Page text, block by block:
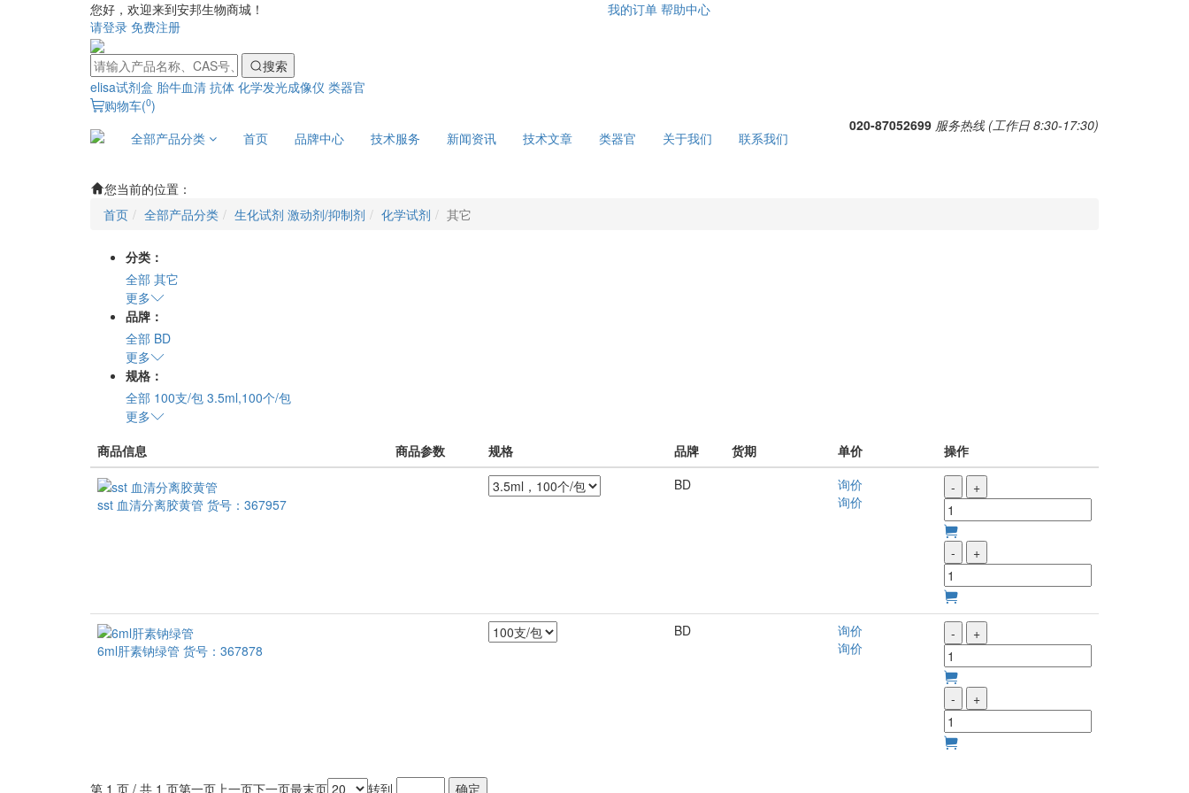
您好，欢迎来到安邦生物商城！
请登录 免费注册
我的订单 帮助中心
搜索
elisa试剂盒 胎牛血清 抗体 化学发光成像仪 类器官
购物车(0)
全部产品分类
首页 品牌中心 技术服务 新闻资讯 技术文章 类器官 关于我们 联系我们
020-87052699 服务热线 (工作日 8:30-17:30)
您当前的位置：
首页
全部产品分类 生化试剂 激动剂/抑制剂 化学试剂 其它
分类：
全部 其它
更多
品牌：
全部 BD
更多
规格：
全部 100支/包 3.5ml,100个/包
更多
商品信息
商品参数 规格 品牌 货期 单价 操作
sst 血清分离胶黄管 货号：367957
BD
询价
询价
- +
- +
6ml肝素钠绿管 货号：367878
BD
询价
询价
- +
- +
第 1 页 / 共 1 页第一页 上一页下一页最末页 转到